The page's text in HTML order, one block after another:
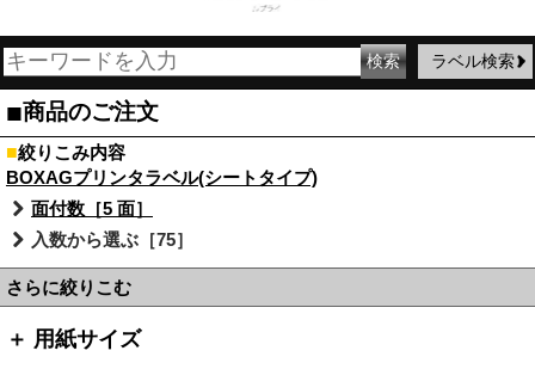
ラベル検索
■商品のご注文
■絞りこみ内容
BOXAGプリンタラベル(シートタイプ)
面付数［5 面］
入数から選ぶ［75］
さらに絞りこむ
＋ 用紙サイズ